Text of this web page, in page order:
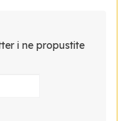
i ne propustite